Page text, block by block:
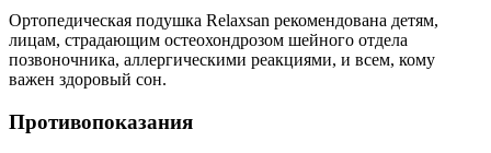
Ортопедическая подушка Relaxsan рекомендована детям,
лицам, страдающим остеохондрозом шейного отдела
позвоночника, аллергическими реакциями, и всем, кому
важен здоровый сон.
Противопоказания